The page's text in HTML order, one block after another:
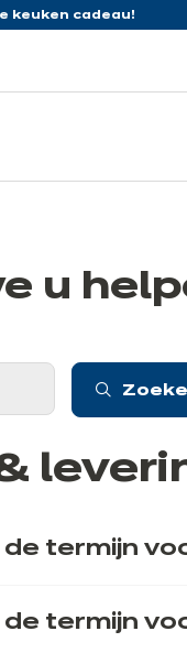
keuken cadeau!
u
termijn
termijn